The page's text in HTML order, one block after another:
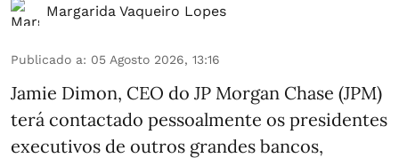
Margarida Vaqueiro Lopes
Publicado a: 05 Agosto 2026, 13:16
Jamie Dimon, CEO do JP Morgan Chase (JPM)
terá contactado pessoalmente os presidentes
executivos de outros grandes bancos,